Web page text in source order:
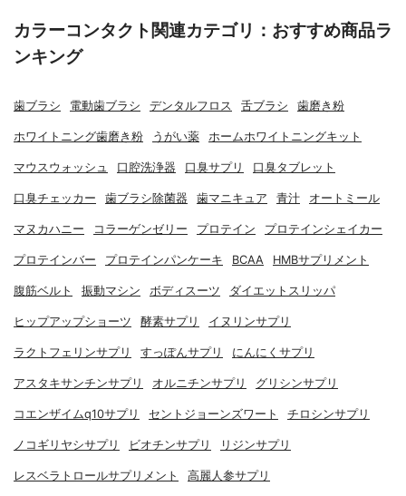
カラーコンタクト関連カテゴリ：おすすめ商品ラ
ンキング
歯ブラシ 電動歯ブラシ デンタルフロス 舌ブラシ 歯磨き粉
ホワイトニング歯磨き粉 うがい薬 ホームホワイトニングキット
マウスウォッシュ 口腔洗浄器 口臭サプリ 口臭タブレット
口臭チェッカー 歯ブラシ除菌器 歯マニキュア 青汁 オートミール
マヌカハニー コラーゲンゼリー プロテイン プロテインシェイカー
プロテインバー プロテインパンケーキ BCAA HMBサプリメント
腹筋ベルト 振動マシン ボディスーツ ダイエットスリッパ
ヒップアップショーツ 酵素サプリ イヌリンサプリ
ラクトフェリンサプリ すっぽんサプリ にんにくサプリ
アスタキサンチンサプリ オルニチンサプリ グリシンサプリ
コエンザイムq10サプリ セントジョーンズワート チロシンサプリ
ノコギリヤシサプリ ビオチンサプリ リジンサプリ
レスベラトロールサプリメント 高麗人参サプリ